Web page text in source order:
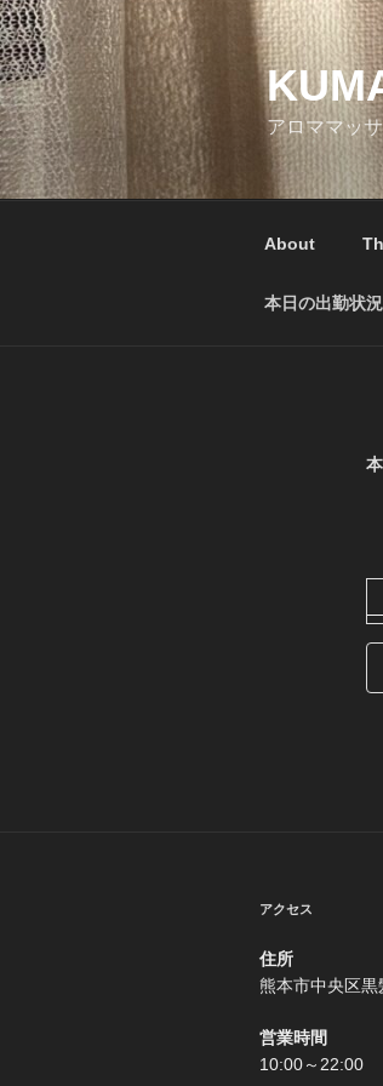
コ
ン
テ
ン
ツ
へ
ス
アロママッ
About
本日の出勤状況
アクセス
住所
熊本市中央区黒
営業時間
10:00～22:00